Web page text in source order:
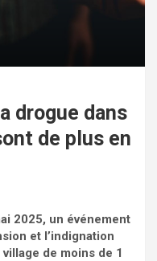
drogue dans
de plus en
2025, un événement
et l’indignation
de moins de 1